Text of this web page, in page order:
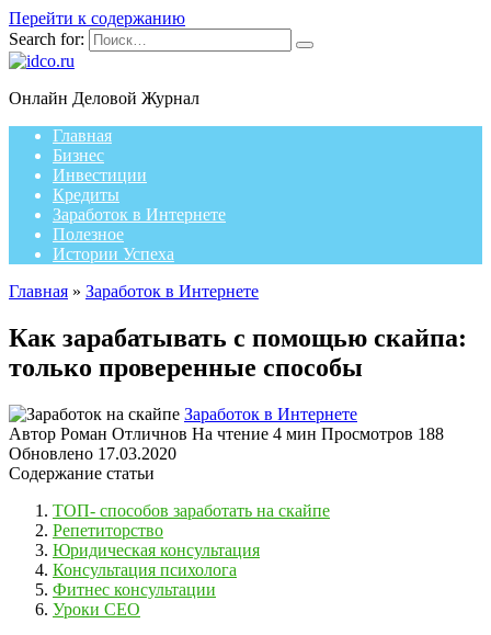
Перейти к содержанию
Search for:
Онлайн Деловой Журнал
Главная
Бизнес
Инвестиции
Кредиты
Заработок в Интернете
Полезное
Истории Успеха
Главная » Заработок в Интернете
Как зарабатывать с помощью скайпа:
только проверенные способы
Заработок в Интернете
Автор Роман Отличнов На чтение 4 мин Просмотров 188
Обновлено 17.03.2020
Содержание статьи
ТОП- способов заработать на скайпе
Репетиторство
Юридическая консультация
Консультация психолога
Фитнес консультации
Уроки СЕО